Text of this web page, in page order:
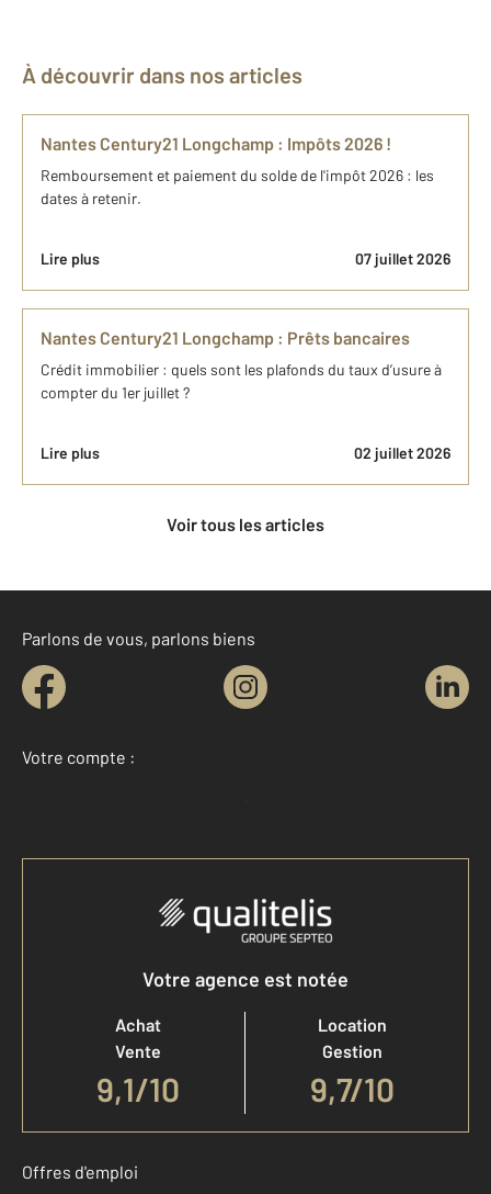
À découvrir dans nos articles
Nantes Century21 Longchamp : Impôts 2026 !
Remboursement et paiement du solde de l'impôt 2026 : les
dates à retenir.
Lire plus 07 juillet 2026
Nantes Century21 Longchamp : Prêts bancaires
Crédit immobilier : quels sont les plafonds du taux d’usure à
compter du 1er juillet ?
Lire plus 02 juillet 2026
Voir tous les articles
Parlons de vous, parlons biens
Votre compte :
Accéder à mon compte
Votre agence est notée
Achat
Vente
9,1/10
Location
Gestion
9,7/10
Offres d'emploi